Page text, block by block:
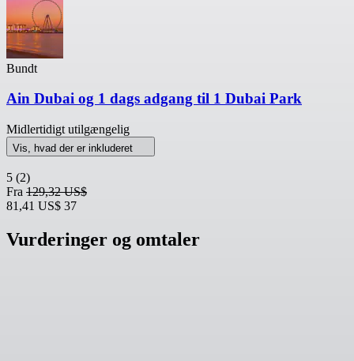
Bundt
Ain Dubai og 1 dags adgang til 1 Dubai Park
Midlertidigt utilgængelig
Vis, hvad der er inkluderet
5 (2)
Fra 129,32 US$
81,41 US$ 37
Vurderinger og omtaler